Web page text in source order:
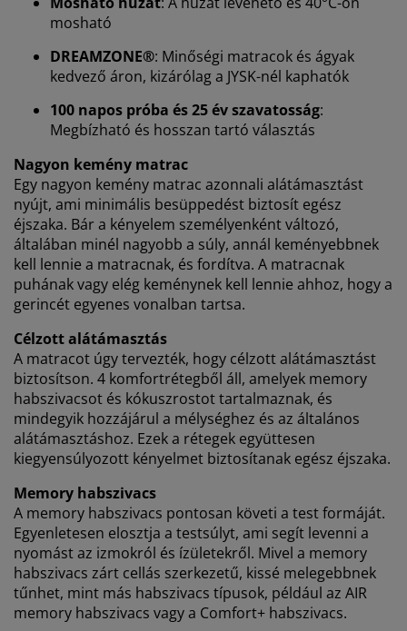
mosható
DREAMZONE®: Minőségi matracok és ágyak
kedvező áron, kizárólag a JYSK-nél kaphatók
100 napos próba és 25 év szavatosság:
Megbízható és hosszan tartó választás
Nagyon kemény matrac
Egy nagyon kemény matrac azonnali alátámasztást
nyújt, ami minimális besüppedést biztosít egész
éjszaka. Bár a kényelem személyenként változó,
általában minél nagyobb a súly, annál keményebbnek
kell lennie a matracnak, és fordítva. A matracnak
puhának vagy elég keménynek kell lennie ahhoz, hogy a
gerincét egyenes vonalban tartsa.
Célzott alátámasztás
A matracot úgy tervezték, hogy célzott alátámasztást
biztosítson. 4 komfortrétegből áll, amelyek memory
habszivacsot és kókuszrostot tartalmaznak, és
mindegyik hozzájárul a mélységhez és az általános
alátámasztáshoz. Ezek a rétegek együttesen
kiegyensúlyozott kényelmet biztosítanak egész éjszaka.
Memory habszivacs
A memory habszivacs pontosan követi a test formáját.
Egyenletesen elosztja a testsúlyt, ami segít levenni a
nyomást az izmokról és ízületekről. Mivel a memory
habszivacs zárt cellás szerkezetű, kissé melegebbnek
tűnhet, mint más habszivacs típusok, például az AIR
memory habszivacs vagy a Comfort+ habszivacs.
A JYSK-nél sütiket és mobilazonosítókat használunk a
biztosítása érdekében. A sütik információkat gyűjtenek
Önről a funkcionalitás biztosítása, a statisztikák és a
Marketing sütik elfogadásakor megosztjuk böngészési
adatait marketingpartnerekkel (pl. Google, Meta és
TikTok) személyre szabott és statikus hirdetések
megjelenítése érdekében. A célokról bővebben a
„Módosítás” részben olvashat, és a hozzájárulását a
süti ikonra kattintva visszavonhatja. Az „Összes
elfogadása” gombra kattintva mindhárom célhoz
hozzájárul. Olvasson többet aszemélyes adatok
gyűjtéséről és feldolgozásáról, valamint asüti
szabályzatunkról.